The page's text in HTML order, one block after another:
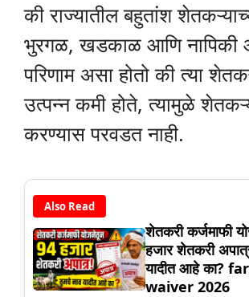
की राज्यातील बहुतांश
भुरगळ, खडकाळ आणि नापिकी
परिणाम असा होतो की त्या
उत्पन्न कमी होते, त्यामुळे
करण्यास परवडत नाही.
Also Read
शेतकरी कर्जमाफी
हजार शेतकरी
यादीत आहे का?
waiver 2026